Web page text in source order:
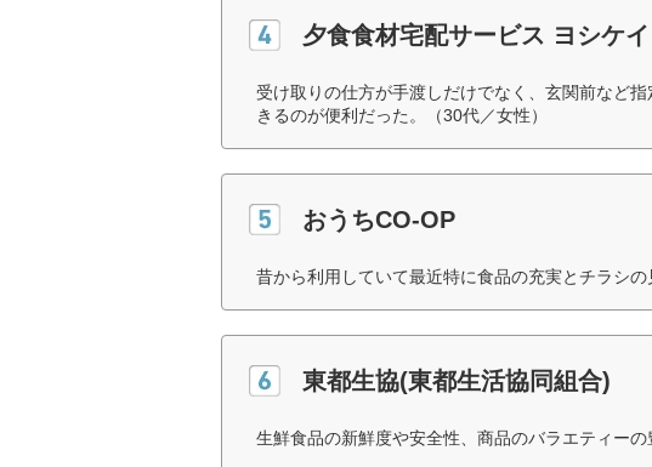
夕食食材宅配サービス ヨシケイ
受け取りの仕方が手渡しだけでなく、玄関前など
きるのが便利だった。（30代／女性）
おうちCO-OP
昔から利用していて最近特に食品の充実とチラシ
東都生協(東都生活協同組合)
生鮮食品の新鮮度や安全性、商品のバラエティーの